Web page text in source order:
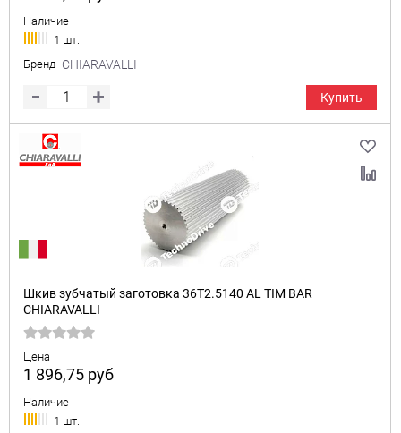
Наличие
1 шт.
Бренд CHIARAVALLI
Купить
Шкив зубчатый заготовка 36T2.5140 AL TIM BAR
CHIARAVALLI
Цена
1 896,75 руб
Наличие
1 шт.